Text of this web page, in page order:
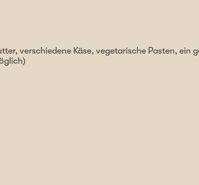
verschiedene Käse, vegetarische Pasten, ein